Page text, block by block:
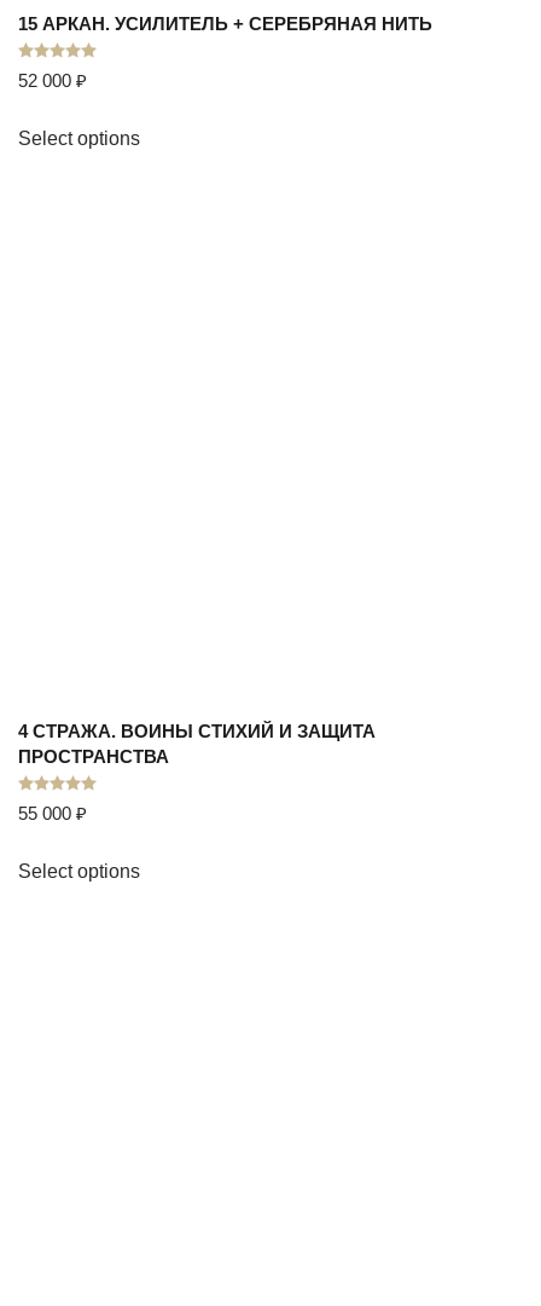
15 АРКАН. УСИЛИТЕЛЬ + СЕРЕБРЯНАЯ НИТЬ
52 000 ₽
Select options
4 СТРАЖА. ВОИНЫ СТИХИЙ И ЗАЩИТА
ПРОСТРАНСТВА
55 000 ₽
Select options